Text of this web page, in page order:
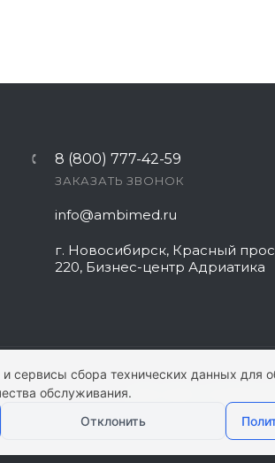
8 (800) 777-42-59
ЗАКАЗАТЬ ЗВОНОК
info@ambimed.ru
г. Новосибирск, Красный
220, Бизнес-центр Адриатика
КАРТА САЙТА
и сервисы сбора технических данных для
обслуживания.
Отклонить